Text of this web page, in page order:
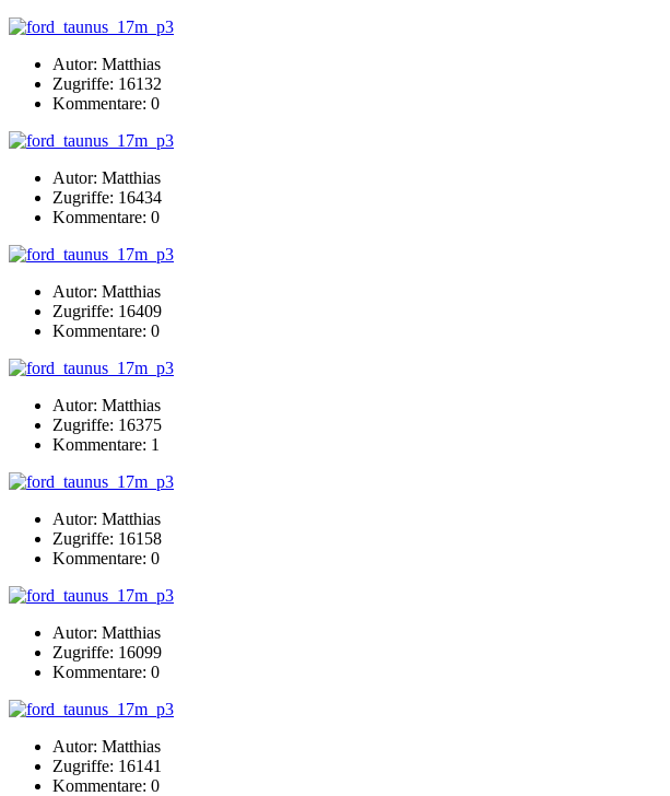
Autor: Matthias
Zugriffe: 16132
Kommentare: 0
Autor: Matthias
Zugriffe: 16434
Kommentare: 0
Autor: Matthias
Zugriffe: 16409
Kommentare: 0
Autor: Matthias
Zugriffe: 16375
Kommentare: 1
Autor: Matthias
Zugriffe: 16158
Kommentare: 0
Autor: Matthias
Zugriffe: 16099
Kommentare: 0
Autor: Matthias
Zugriffe: 16141
Kommentare: 0